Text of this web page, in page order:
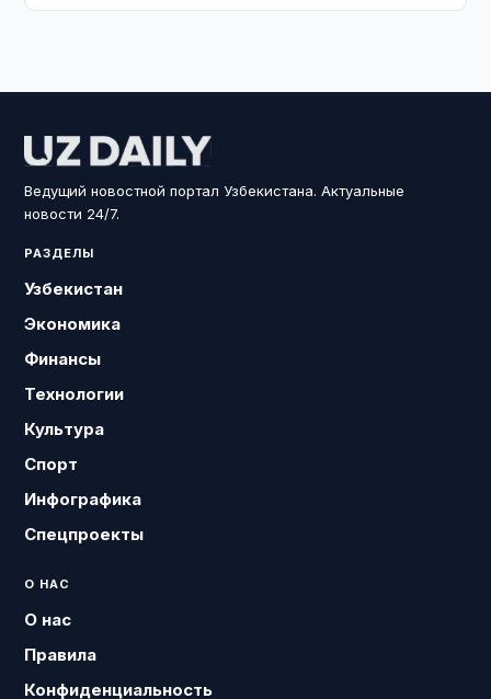
Ведущий новостной портал Узбекистана. Актуальные
новости 24/7.
РАЗДЕЛЫ
Узбекистан
Экономика
Финансы
Технологии
Культура
Спорт
Инфографика
Спецпроекты
О НАС
О нас
Правила
Конфиденциальность